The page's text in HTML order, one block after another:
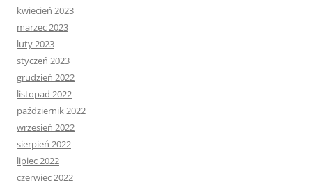
kwiecień 2023
marzec 2023
luty 2023
styczeń 2023
grudzień 2022
listopad 2022
październik 2022
wrzesień 2022
sierpień 2022
lipiec 2022
czerwiec 2022